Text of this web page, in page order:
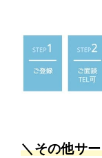
＼その他サ